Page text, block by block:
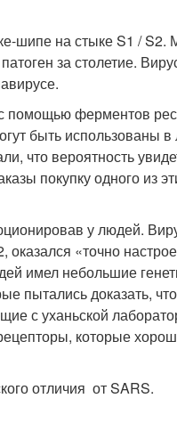
шипе на стыке S1 / S2.
за столетие.
помощью ферментов
быть использованы в
что вероятность
покупку одного из
у людей.
«точно
имел небольшие
пытались доказать,
с уханьской
которые
отличия от SARS.